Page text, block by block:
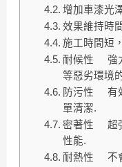
增加車漆光
效果維持時
施工時間短
耐候性 強
等惡劣環境
防污性 有
單清潔.
密著性 超
性能.
耐熱性 不